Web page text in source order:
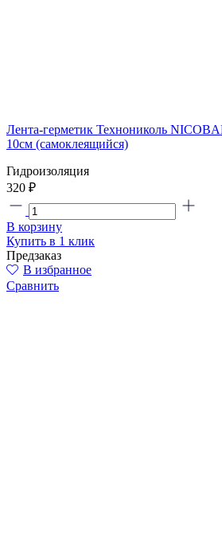
Лента-герметик Технониколь
10см (самоклеящийся)
Гидроизоляция
320 ₽
В корзину
Купить в 1 клик
Предзаказ
В избранное
Сравнить